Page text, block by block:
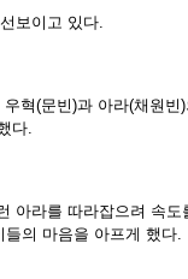
보이고 있다.
혁(문빈)과 아라(채
다.
라를 따라잡으려 속
의 마음을 아프게 했다.